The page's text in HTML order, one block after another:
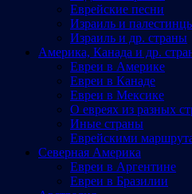
Еврейские песни
Израиль и
Израиль и др. страны
Америка, Канада и др.
Евреи в Америке
Евреи в Канаде
Евреи в Мексике
О евреях из разных
Иные страны
Еврейскими
Северная Америка
Евреи в Аргентине
Евреи в Бразилии